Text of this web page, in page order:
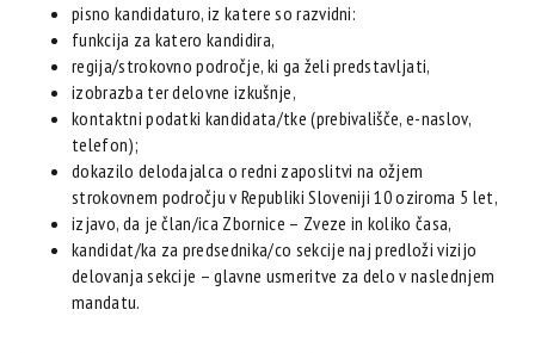
pisno kandidaturo, iz katere so razvidni:
funkcija za katero kandidira,
regija/strokovno področje, ki ga želi predstavljati,
izobrazba ter delovne izkušnje,
kontaktni podatki kandidata/tke (prebivališče, e-naslov,
telefon);
dokazilo delodajalca o redni zaposlitvi na ožjem
strokovnem področju v Republiki Sloveniji 10 oziroma 5 let,
izjavo, da je član/ica Zbornice – Zveze in koliko časa,
kandidat/ka za predsednika/co sekcije naj predloži vizijo
delovanja sekcije – glavne usmeritve za delo v naslednjem
mandatu.